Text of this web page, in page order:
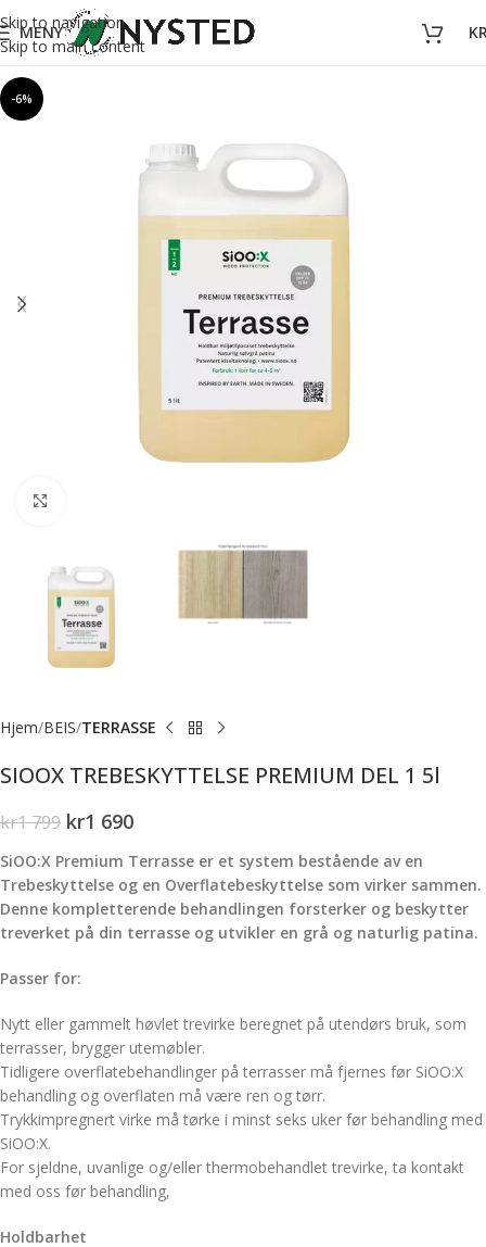
Skip to navigation
Skip to main content
MENY
-6%
Hjem BEIS TERRASSE
SIOOX TREBESKYTTELSE PREMIUM DEL 1 5l
kr1 799 kr1 690
SiOO:X Premium Terrasse er et system bestående av en
Trebeskyttelse og en Overflatebeskyttelse som virker sammen.
Denne kompletterende behandlingen forsterker og beskytter
treverket på din terrasse og utvikler en grå og naturlig patina.
Passer for:
Nytt eller gammelt høvlet trevirke beregnet på utendørs bruk, som
terrasser, brygger utemøbler.
Tidligere overflatebehandlinger på terrasser må fjernes før SiOO:X
behandling og overflaten må være ren og tørr.
Trykkimpregnert virke må tørke i minst seks uker før behandling med
SiOO:X.
For sjeldne, uvanlige og/eller thermobehandlet trevirke, ta kontakt
med oss før behandling,
Holdbarhet